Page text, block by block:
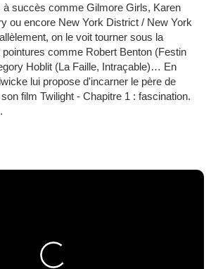
à succès comme Gilmore Girls, Karen
ou encore New York District / New York
on le voit tourner sous la
comme Robert Benton (Festin
Hoblit (La Faille, Intraçable)… En
lui propose d'incarner le père de
film Twilight - Chapitre 1 : fascination.